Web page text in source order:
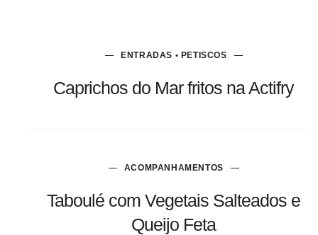
ENTRADAS • PETISCOS
Caprichos do Mar fritos na Actifry
ACOMPANHAMENTOS
Taboulé com Vegetais Salteados e
Queijo Feta